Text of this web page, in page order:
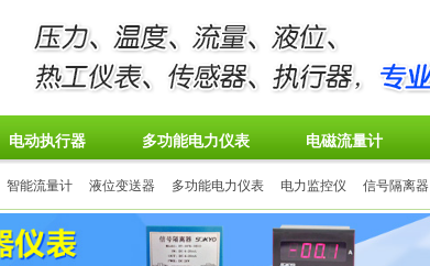
电动执行器 多功能电力仪表 电磁流量计
智能流量计 液位变送器 多功能电力仪表 电力监控仪 信号隔离器